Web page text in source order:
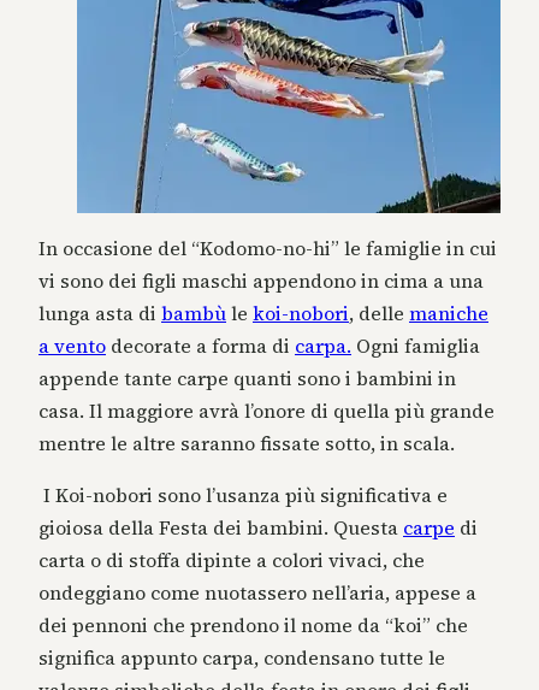
In occasione del “Kodomo-no-hi” le famiglie in cui
vi sono dei figli maschi appendono in cima a una
lunga asta di bambùle koi-nobori, delle maniche
a vento decorate a forma di carpa. Ogni famiglia
appende tante carpe quanti sono i bambini in
casa. Il maggiore avrà l’onore di quella più grande
mentre le altre saranno fissate sotto, in scala.
I Koi-nobori sono l’usanza più significativa e
gioiosa della Festa dei bambini. Questa carpe di
carta o di stoffa dipinte a colori vivaci, che
ondeggiano come nuotassero nell’aria, appese a
dei pennoni che prendono il nome da “koi” che
significa appunto carpa, condensano tutte le